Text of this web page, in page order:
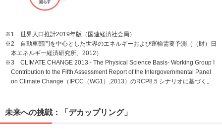
※1 世界人口推計2019年版（国連経済社会局）
※2 自動車部門を中心とした世界のエネルギーおよび運輸需要予測（（財）日
本エネルギー経済研究所、2012）
※3 CLIMATE CHANGE 2013 - The Physical Science Basis- Working Group I
Contribution to the Fifth Assessment Report of the Intergovernmental Panel
on Climate Change（IPCC（WG1）,2013）のRCP8.5 シナリオに基づく。
未来への挑戦：「デカップリング」